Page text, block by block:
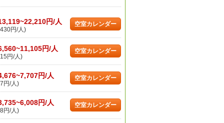
円/人
円/人)
空室カレンダー
円/人
円/人)
空室カレンダー
円/人
円/人)
空室カレンダー
円/人
円/人)
空室カレンダー